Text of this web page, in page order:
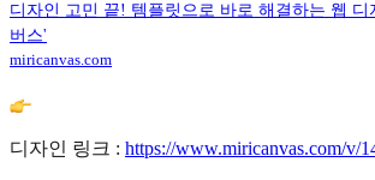
디자인 고민 끝! 템플릿으로 바로 해결하는 웹 디
버스'
miricanvas.com
디자인 링크 : https://www.miricanvas.com/v/